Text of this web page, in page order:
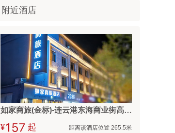
附近酒店
如家商旅(金标)-连云港东海商业街高铁站店
¥   起 距离该酒店位置 265.5米